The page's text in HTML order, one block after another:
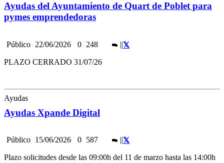
Ayudas del Ayuntamiento de Quart de Poblet para
pymes emprendedoras
Público 22/06/2026 0 248 ||
PLAZO CERRADO 31/07/26
Ayudas
Ayudas Xpande Digital
Público 15/06/2026 0 587 ||
Plazo solicitudes desde las 09:00h del 11 de marzo hasta las 14:00h